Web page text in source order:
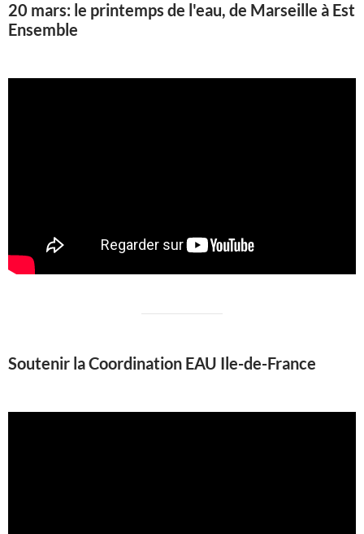
20 mars: le printemps de l'eau, de Marseille à Est
Ensemble
Soutenir la Coordination EAU Ile-de-France